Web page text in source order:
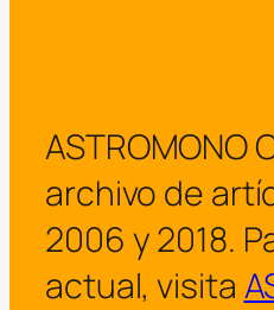
ASTROMONO
archivo de
2006 y 2018.
actual, visita